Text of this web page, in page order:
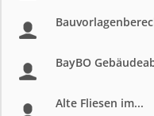
BayBO
Alte Fliesen im...